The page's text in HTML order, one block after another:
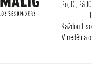
Po, Ct, Pá
Každou 1.
V neděli a